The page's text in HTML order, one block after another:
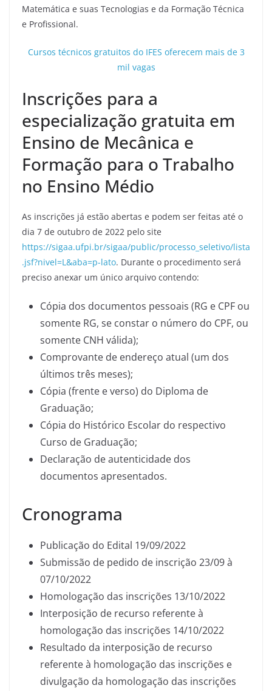
Matemática e suas Tecnologias e da Formação Técnica
e Profissional.
Cursos técnicos gratuitos do IFES oferecem mais de 3
mil vagas
Inscrições para a
especialização gratuita em
Ensino de Mecânica e
Formação para o Trabalho
no Ensino Médio
As inscrições já estão abertas e podem ser feitas até o
dia 7 de outubro de 2022 pelo site
https://sigaa.ufpi.br/sigaa/public/processo_seletivo/lista
.jsf?nivel=L&aba=p-lato. Durante o procedimento será
preciso anexar um único arquivo contendo:
Cópia dos documentos pessoais (RG e CPF ou
somente RG, se constar o número do CPF, ou
somente CNH válida);
Comprovante de endereço atual (um dos
últimos três meses);
Cópia (frente e verso) do Diploma de
Graduação;
Cópia do Histórico Escolar do respectivo
Curso de Graduação;
Declaração de autenticidade dos
documentos apresentados.
Cronograma
Publicação do Edital 19/09/2022
Submissão de pedido de inscrição 23/09 à
07/10/2022
Homologação das inscrições 13/10/2022
Interposição de recurso referente à
homologação das inscrições 14/10/2022
Resultado da interposição de recurso
referente à homologação das inscrições e
divulgação da homologação das inscrições